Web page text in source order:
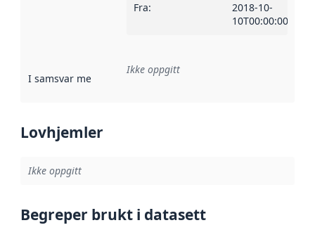
Fra:
2018-10-
10T00:00:00Z
I samsvar med Referanse til en implementasjonsregel
Ikke oppgitt
Lovhjemler
Ikke oppgitt
Begreper brukt i datasett